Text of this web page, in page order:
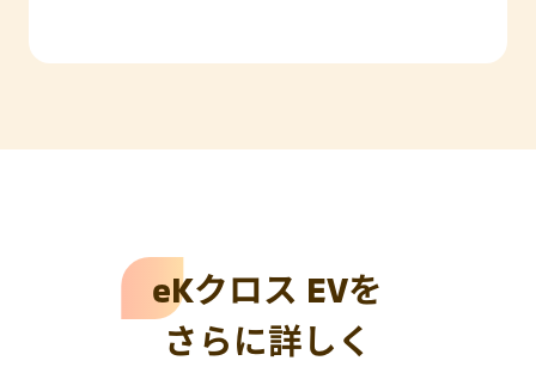
eKクロス EVを
さらに詳しく